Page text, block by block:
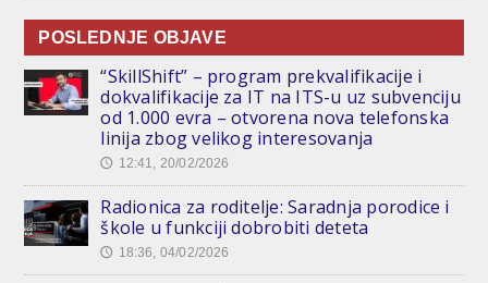
POSLEDNJE OBJAVE
“SkillShift” – program prekvalifikacije i
dokvalifikacije za IT na ITS-u uz subvenciju
od 1.000 evra – otvorena nova telefonska
linija zbog velikog interesovanja
🕔 12:41, 20/02/2026
Radionica za roditelje: Saradnja porodice i
škole u funkciji dobrobiti deteta
🕔 18:36, 04/02/2026